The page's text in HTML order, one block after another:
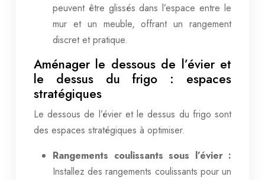
peuvent être glissés dans l’espace entre le
mur et un meuble, offrant un rangement
discret et pratique.
Aménager le dessous de l’évier et
le dessus du frigo : espaces
stratégiques
Le dessous de l’évier et le dessus du frigo sont
des espaces stratégiques à optimiser.
Rangements coulissants sous l’évier :
Installez des rangements coulissants pour un